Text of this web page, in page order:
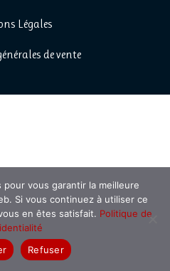
Légales
de vente
vous garantir la meilleure
Si vous continuez à utiliser ce
en êtes satisfait. Politique de
Refuser